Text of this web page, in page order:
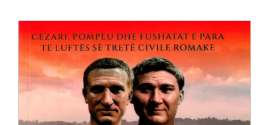
Anglisht
Ditarë
Evente